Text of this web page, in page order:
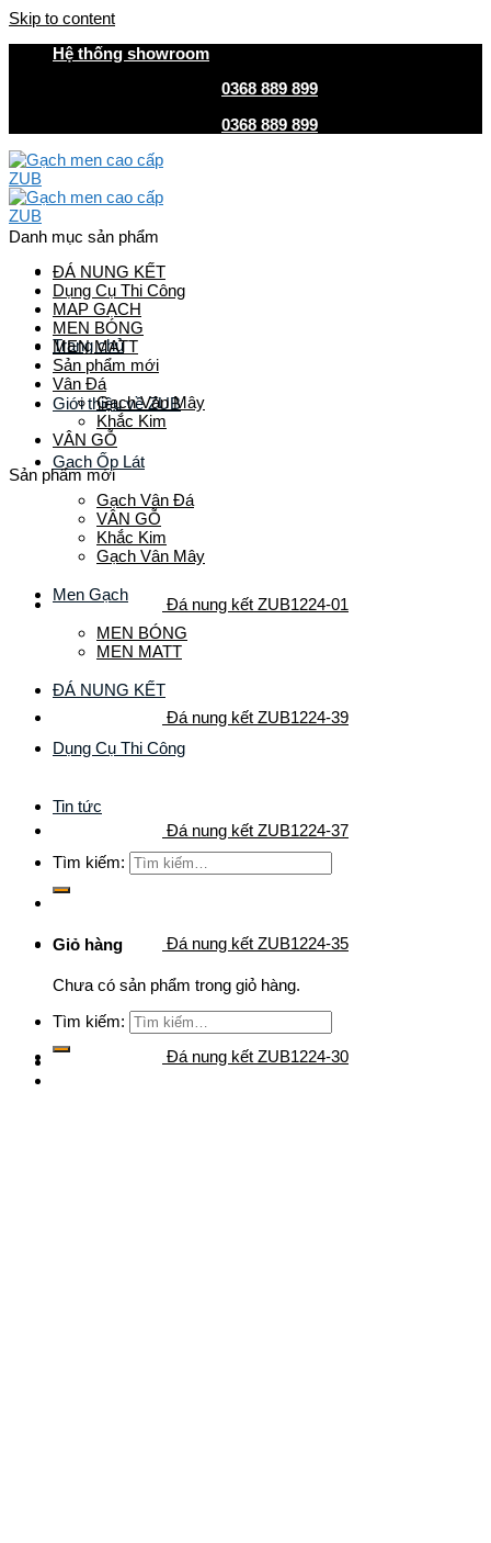
Skip to content
Hệ thống showroom
0368 889 899
0368 889 899
Trang chủ
Giới thiệu về ZUB
Gach Ốp Lát
Gạch Vân Đá
VÂN GỖ
Khắc Kim
Gạch Vân Mây
Men Gạch
MEN BÓNG
MEN MATT
ĐÁ NUNG KẾT
Dụng Cụ Thi Công
Tin tức
Tìm kiếm:
Giỏ hàng
Chưa có sản phẩm trong giỏ hàng.
Tìm kiếm:
Danh mục sản phẩm
ĐÁ NUNG KẾT
Dụng Cụ Thi Công
MAP GẠCH
MEN BÓNG
MEN MATT
Sản phẩm mới
Vân Đá
Gạch Vân Mây
Khắc Kim
VÂN GỖ
Sản phẩm mới
Đá nung kết ZUB1224-01
Đá nung kết ZUB1224-39
Đá nung kết ZUB1224-37
Đá nung kết ZUB1224-35
Đá nung kết ZUB1224-30